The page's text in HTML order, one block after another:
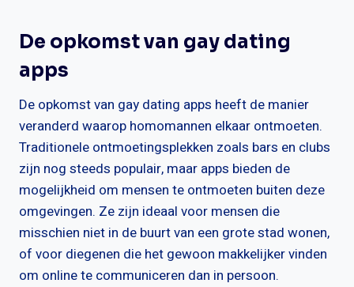
De opkomst van gay dating
apps
De opkomst van gay dating apps heeft de manier
veranderd waarop homomannen elkaar ontmoeten.
Traditionele ontmoetingsplekken zoals bars en clubs
zijn nog steeds populair, maar apps bieden de
mogelijkheid om mensen te ontmoeten buiten deze
omgevingen. Ze zijn ideaal voor mensen die
misschien niet in de buurt van een grote stad wonen,
of voor diegenen die het gewoon makkelijker vinden
om online te communiceren dan in persoon.